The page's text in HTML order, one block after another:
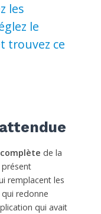
les
le
trouvez ce
de la
remplacent les
redonne
qui avait